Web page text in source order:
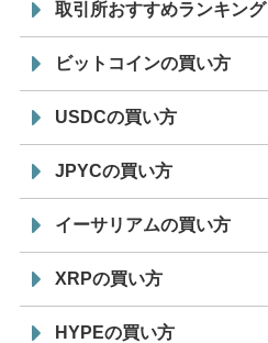
取引所おすすめランキング
ビットコインの買い方
USDCの買い方
JPYCの買い方
イーサリアムの買い方
XRPの買い方
HYPEの買い方